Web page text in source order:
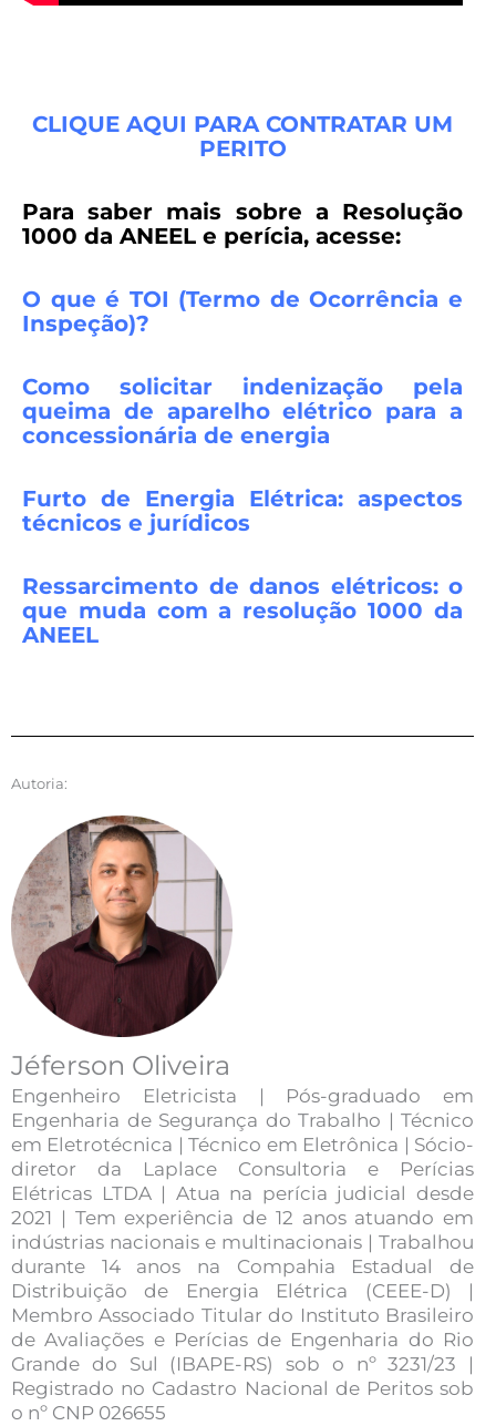
CLIQUE AQUI PARA CONTRATAR UM
PERITO
Para saber mais sobre a Resolução
1000 da ANEEL e perícia, acesse:
O que é TOI (Termo de Ocorrência e
Inspeção)?
Como solicitar indenização pela
queima de aparelho elétrico para a
concessionária de energia
Furto de Energia Elétrica: aspectos
técnicos e jurídicos
Ressarcimento de danos elétricos: o
que muda com a resolução 1000 da
ANEEL
Autoria:
Jéferson Oliveira
Engenheiro Eletricista | Pós-graduado em
Engenharia de Segurança do Trabalho | Técnico
em Eletrotécnica | Técnico em Eletrônica | Sócio-
diretor da Laplace Consultoria e Perícias
Elétricas LTDA | Atua na perícia judicial desde
2021 | Tem experiência de 12 anos atuando em
indústrias nacionais e multinacionais | Trabalhou
durante 14 anos na Compahia Estadual de
Distribuição de Energia Elétrica (CEEE-D) |
Membro Associado Titular do Instituto Brasileiro
de Avaliações e Perícias de Engenharia do Rio
Grande do Sul (IBAPE-RS) sob o nº 3231/23 |
Registrado no Cadastro Nacional de Peritos sob
o nº CNP 026655